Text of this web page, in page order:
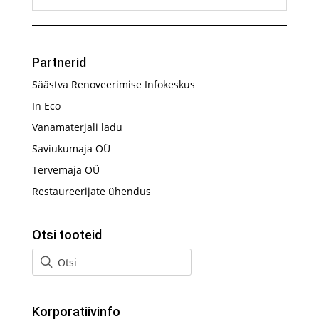
Partnerid
Säästva Renoveerimise Infokeskus
In Eco
Vanamaterjali ladu
Saviukumaja OÜ
Tervemaja OÜ
Restaureerijate ühendus
Otsi tooteid
Korporatiivinfo